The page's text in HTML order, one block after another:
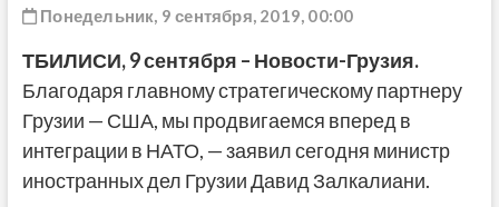
Понедельник, 9 сентября, 2019, 00:00
ТБИЛИСИ, 9 сентября – Новости-Грузия.
Благодаря главному стратегическому партнеру
Грузии — США, мы продвигаемся вперед в
интеграции в НАТО, — заявил сегодня министр
иностранных дел Грузии Давид Залкалиани.